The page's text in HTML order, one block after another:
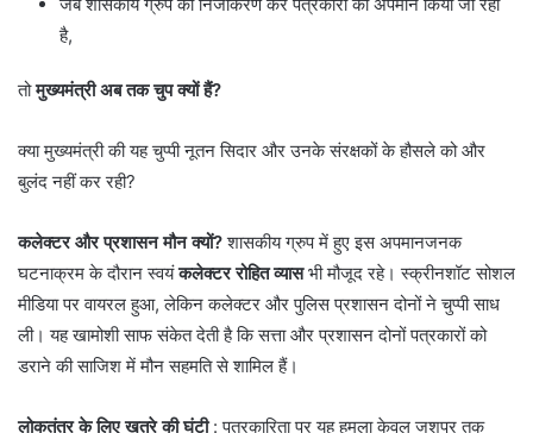
है,
तोमुख्यमंत्री अब तक चुप क्यों हैं?
क्या मुख्यमंत्री की यह चुप्पी नूतन सिदार और उनके संरक्षकों के हौसले को और
बुलंद नहीं कर रही?
कलेक्टर और प्रशासन मौन क्यों?शासकीय ग्रुप में हुए इस अपमानजनक
घटनाक्रम के दौरान स्वयंकलेक्टर रोहित व्यासभी मौजूद रहे। स्क्रीनशॉट सोशल
मीडिया पर वायरल हुआ, लेकिन कलेक्टर और पुलिस प्रशासन दोनों ने चुप्पी साध
ली। यह खामोशी साफ संकेत देती है कि सत्ता और प्रशासन दोनों पत्रकारों को
डराने की साजिश में मौन सहमति से शामिल हैं।
लोकतंत्र के लिए खतरे की घंटी: पत्रकारिता पर यह हमला केवल जशपुर तक